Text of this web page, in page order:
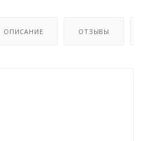
ОПИСАНИЕ ОТЗЫВЫ